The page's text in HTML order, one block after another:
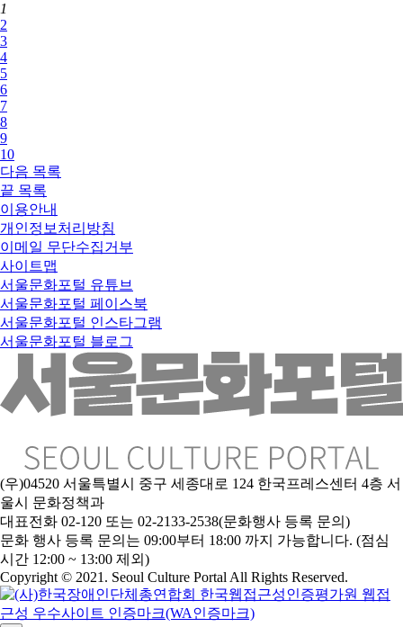
1
2
3
4
5
6
7
8
9
10
다음 목록
끝 목록
이용안내
개인정보처리방침
이메일 무단수집거부
사이트맵
서울문화포털 유튜브
서울문화포털 페이스북
서울문화포털 인스타그램
서울문화포털 블로그
(우)04520 서울특별시 중구 세종대로 124 한국프레스센터 4층 서
울시 문화정책과
대표전화 02-120 또는 02-2133-2538(문화행사 등록 문의)
문화 행사 등록 문의는 09:00부터 18:00 까지 가능합니다. (점심
시간 12:00 ~ 13:00 제외)
Copyright © 2021. Seoul Culture Portal All Rights Reserved.